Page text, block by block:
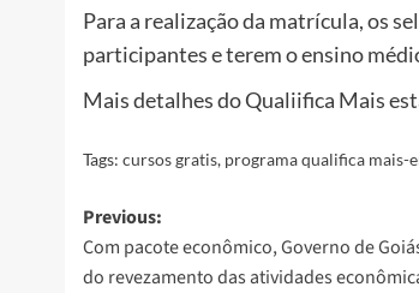
Para a realização da matrícula, os
participantes e terem o ensino
Mais detalhes do Qualiifica Mais
Tags: cursos gratis, programa qualifica mais-
Post
navigation
Previous:
Com pacote econômico, Governo de
do revezamento das atividades